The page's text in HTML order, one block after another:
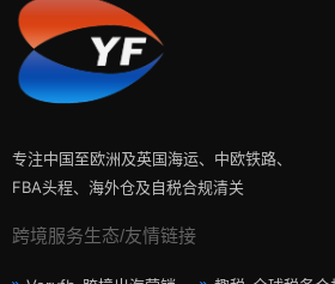
专注中国至欧洲及英国海运、中欧铁路、
FBA头程、海外仓及自税合规清关
跨境服务生态/友情链接